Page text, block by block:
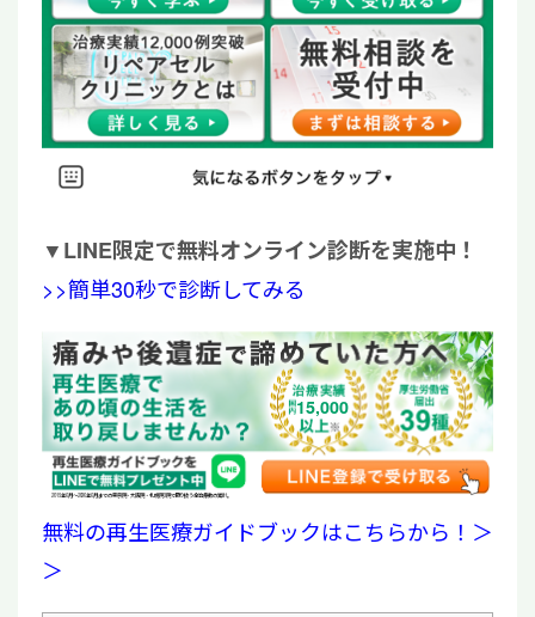
▼LINE限定で無料オンライン診断を実施中！
>>簡単30秒で診断してみる
15,000
2019年6月〜2026年6月までの東京院・大阪院・札幌院3院で取り扱う全治療数の累計。
無料の再生医療ガイドブックはこちらから！＞
＞